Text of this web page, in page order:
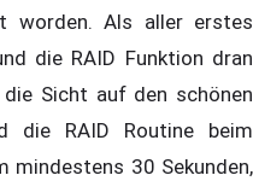
worden. Als aller erstes
die RAID Funktion dran
Sicht auf den schönen
die RAID Routine beim
mindestens 30 Sekunden,